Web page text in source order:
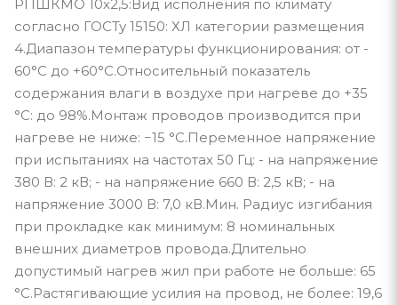
РПШКМО 10х2,5:Вид исполнения по климату
согласно ГОСТу 15150: ХЛ категории размещения
4.Диапазон температуры функционирования: от -
60°С до +60°С.Относительный показатель
содержания влаги в воздухе при нагреве до +35
°С: до 98%.Монтаж проводов производится при
нагреве не ниже: −15 °С.Переменное напряжение
при испытаниях на частотах 50 Гц: - на напряжение
380 В: 2 кВ; - на напряжение 660 В: 2,5 кВ; - на
напряжение 3000 В: 7,0 кВ.Мин. Радиус изгибания
при прокладке как минимум: 8 номинальных
внешних диаметров провода.Длительно
допустимый нагрев жил при работе не больше: 65
°С.Растягивающие усилия на провод, не более: 19,6